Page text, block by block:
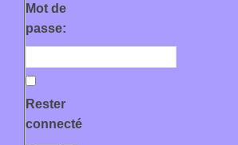
Mot de
passe:
Rester
connecté